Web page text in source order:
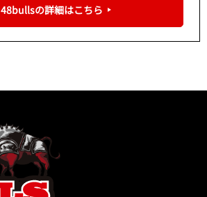
48bullsの詳細はこちら